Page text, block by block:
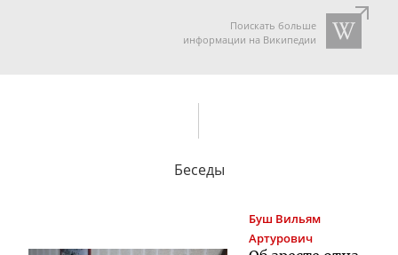
Поискать больше
информации на Википедии
Беседы
Буш Вильям
Артурович